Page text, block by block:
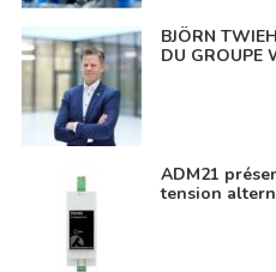
BJÖRN
DU GROUPE
ADM21
tension